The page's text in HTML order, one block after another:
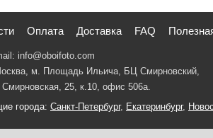
Оплата Доставка FAQ
info@oboifoto.com
, м. Площадь Ильича, БЦ Смирновский,
25, к.10, офис 506а.
города: Санкт-Петербург, Екатеринбург,